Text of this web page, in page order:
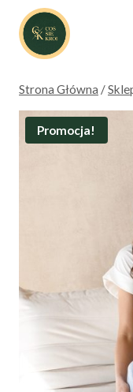
Przejdź
treści
Strona Główna /
Promocja!